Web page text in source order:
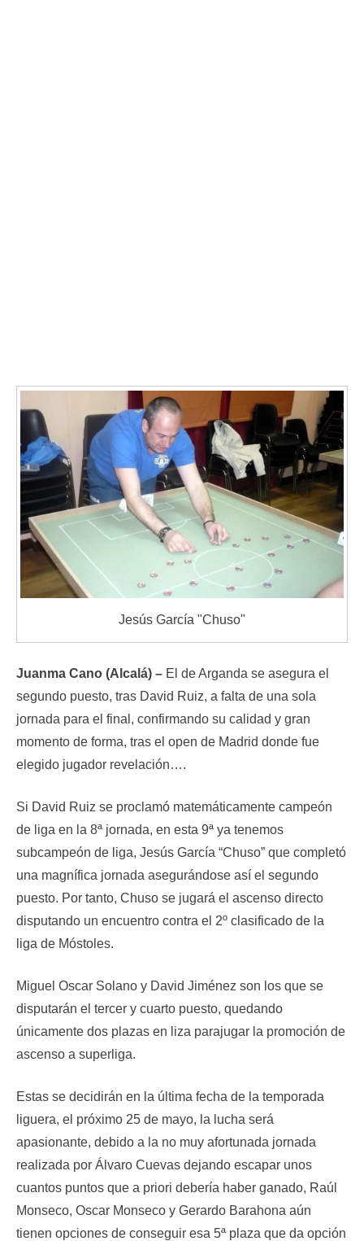
Jesús García "Chuso"
Juanma Cano (Alcalá) – El de Arganda se asegura el
segundo puesto, tras David Ruiz, a falta de una sola
jornada para el final, confirmando su calidad y gran
momento de forma, tras el open de Madrid donde fue
elegido jugador revelación….
Si David Ruiz se proclamó matemáticamente campeón
de liga en la 8ª jornada, en esta 9ª ya tenemos
subcampeón de liga, Jesús García “Chuso” que completó
una magnífica jornada asegurándose así el segundo
puesto. Por tanto, Chuso se jugará el ascenso directo
disputando un encuentro contra el 2º clasificado de la
liga de Móstoles.
Miguel Oscar Solano y David Jiménez son los que se
disputarán el tercer y cuarto puesto, quedando
únicamente dos plazas en liza parajugar la promoción de
ascenso a superliga.
Estas se decidirán en la última fecha de la temporada
liguera, el próximo 25 de mayo, la lucha será
apasionante, debido a la no muy afortunada jornada
realizada por Álvaro Cuevas dejando escapar unos
cuantos puntos que a priori debería haber ganado, Raúl
Monseco, Oscar Monseco y Gerardo Barahona aún
tienen opciones de conseguir esa 5ª plaza que da opción